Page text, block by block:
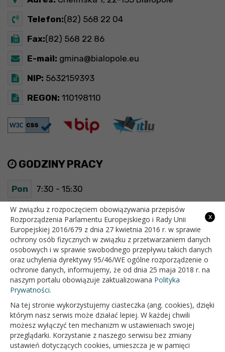
Telefon:(82) 568 22 04
Fax:(82) 568 22 86
E-mail: gmina@bialopole.eu
NIP: 5632159393
REGON: 110198110
GODZINY PRACY
Pon 7:30 - 15:30
Wt 7:30 - 15:30
Śr 7:30 - 15:30
Czw 7:30 - 15:30
Pt 7:30 - 15:30
OFICJALNY SERWIS INTERNETOWY GMINY BIAŁOPOLE
x
W związku z rozpoczęciem obowiązywania przepisów
Rozporządzenia Parlamentu Europejskiego i Rady Unii
Europejskiej 2016/679 z dnia 27 kwietnia 2016 r. w sprawie
ochrony osób fizycznych w związku z przetwarzaniem danych
osobowych i w sprawie swobodnego przepływu takich danych
oraz uchylenia dyrektywy 95/46/WE ogólne rozporządzenie o
ochronie danych, informujemy, że od dnia 25 maja 2018 r. na
naszym portalu obowiązuje zaktualizowana Polityka
Prywatności.
Na tej stronie wykorzystujemy ciasteczka (ang. cookies), dzięki
którym nasz serwis może działać lepiej. W każdej chwili
możesz wyłączyć ten mechanizm w ustawieniach swojej
przeglądarki. Korzystanie z naszego serwisu bez zmiany
ustawień dotyczących cookies, umieszcza je w pamięci